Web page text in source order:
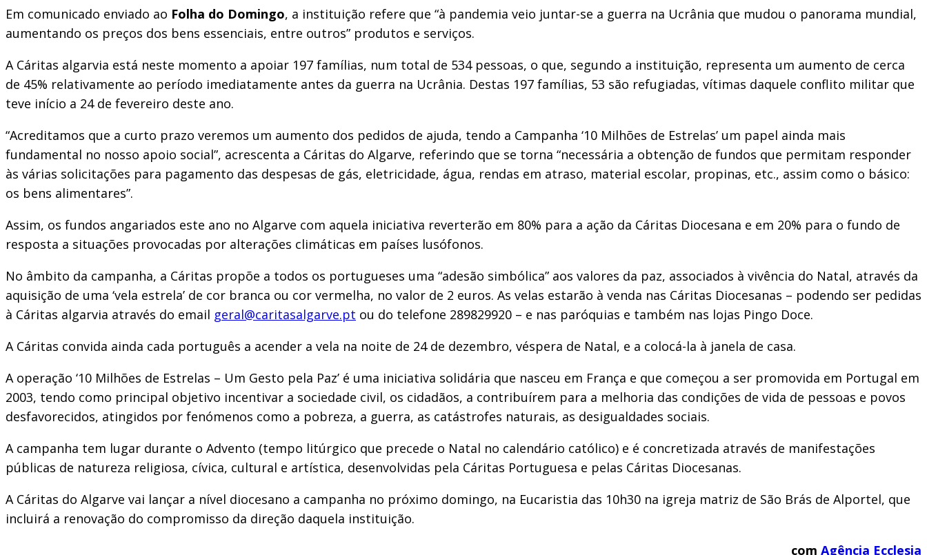
Em comunicado enviado ao Folha do Domingo, a instituição refere que “à pandemia veio juntar-se a guerra na Ucrânia que mudou o panorama mundial,
aumentando os preços dos bens essenciais, entre outros” produtos e serviços.
A Cáritas algarvia está neste momento a apoiar 197 famílias, num total de 534 pessoas, o que, segundo a instituição, representa um aumento de cerca
de 45% relativamente ao período imediatamente antes da guerra na Ucrânia. Destas 197 famílias, 53 são refugiadas, vítimas daquele conflito militar que
teve início a 24 de fevereiro deste ano.
“Acreditamos que a curto prazo veremos um aumento dos pedidos de ajuda, tendo a Campanha ‘10 Milhões de Estrelas’ um papel ainda mais
fundamental no nosso apoio social”, acrescenta a Cáritas do Algarve, referindo que se torna “necessária a obtenção de fundos que permitam responder
às várias solicitações para pagamento das despesas de gás, eletricidade, água, rendas em atraso, material escolar, propinas, etc., assim como o básico:
os bens alimentares”.
Assim, os fundos angariados este ano no Algarve com aquela iniciativa reverterão em 80% para a ação da Cáritas Diocesana e em 20% para o fundo de
resposta a situações provocadas por alterações climáticas em países lusófonos.
No âmbito da campanha, a Cáritas propõe a todos os portugueses uma “adesão simbólica” aos valores da paz, associados à vivência do Natal, através da
aquisição de uma ‘vela estrela’ de cor branca ou cor vermelha, no valor de 2 euros. As velas estarão à venda nas Cáritas Diocesanas – podendo ser pedidas
à Cáritas algarvia através do email geral@caritasalgarve.pt ou do telefone 289829920 – e nas paróquias e também nas lojas Pingo Doce.
A Cáritas convida ainda cada português a acender a vela na noite de 24 de dezembro, véspera de Natal, e a colocá-la à janela de casa.
A operação ‘10 Milhões de Estrelas – Um Gesto pela Paz’ é uma iniciativa solidária que nasceu em França e que começou a ser promovida em Portugal em
2003, tendo como principal objetivo incentivar a sociedade civil, os cidadãos, a contribuírem para a melhoria das condições de vida de pessoas e povos
desfavorecidos, atingidos por fenómenos como a pobreza, a guerra, as catástrofes naturais, as desigualdades sociais.
A campanha tem lugar durante o Advento (tempo litúrgico que precede o Natal no calendário católico) e é concretizada através de manifestações
públicas de natureza religiosa, cívica, cultural e artística, desenvolvidas pela Cáritas Portuguesa e pelas Cáritas Diocesanas.
A Cáritas do Algarve vai lançar a nível diocesano a campanha no próximo domingo, na Eucaristia das 10h30 na igreja matriz de São Brás de Alportel, que
incluirá a renovação do compromisso da direção daquela instituição.
com Agência Ecclesia